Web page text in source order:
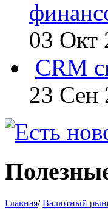
03 Окт
CRM
23 Сен
Главная/Валютный